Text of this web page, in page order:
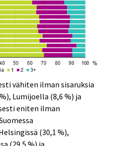
vähiten ilman sisaruksia
Lumijoella (8,6 %) ja
eniten ilman
(30,1 %),